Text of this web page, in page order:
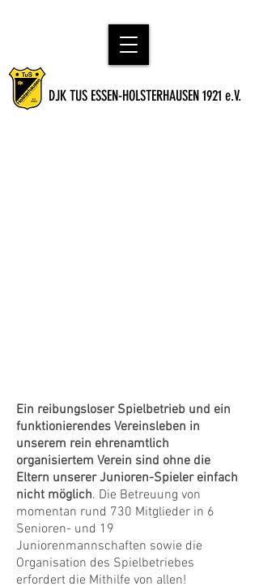
DJK TUS ESSEN-HOLSTERHAUSEN 1921 e.V.
Ein reibungsloser Spielbetrieb und ein
funktionierendes Vereinsleben in
unserem rein ehrenamtlich
organisiertem Verein sind ohne die
Eltern unserer Junioren-Spieler einfach
nicht möglich. Die Betreuung von
momentan rund 730 Mitglieder in 6
Senioren- und 19
Juniorenmannschaften sowie die
Organisation des Spielbetriebes
erfordert die Mithilfe von allen!